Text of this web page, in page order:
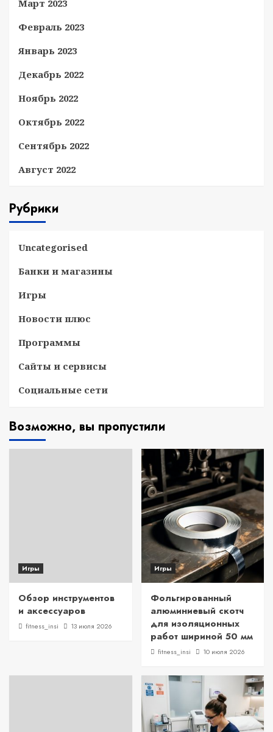
Март 2023
Февраль 2023
Январь 2023
Декабрь 2022
Ноябрь 2022
Октябрь 2022
Сентябрь 2022
Август 2022
Рубрики
Uncategorised
Банки и магазины
Игры
Новости плюс
Программы
Сайты и сервисы
Социальные сети
Возможно, вы пропустили
Игры
Обзор инструментов
и аксессуаров
fitness_insi 13 июля 2026
Игры
Фольгированный
алюминиевый скотч
для изоляционных
работ шириной 50 мм
fitness_insi 10 июля 2026